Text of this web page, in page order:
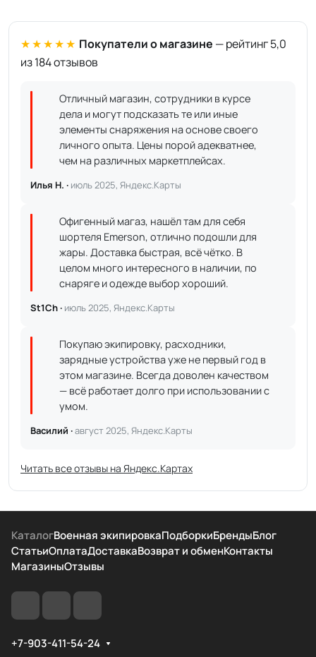
★★★★★ Покупатели о магазине — рейтинг 5,0
из 184 отзывов
Отличный магазин, сотрудники в курсе
дела и могут подсказать те или иные
элементы снаряжения на основе своего
личного опыта. Цены порой адекватнее,
чем на различных маркетплейсах.
Илья Н. · июль 2025, Яндекс.Карты
Офигенный магаз, нашёл там для себя
шортеля Emerson, отлично подошли для
жары. Доставка быстрая, всё чётко. В
целом много интересного в наличии, по
снаряге и одежде выбор хороший.
St1Ch · июль 2025, Яндекс.Карты
Покупаю экипировку, расходники,
зарядные устройства уже не первый год в
этом магазине. Всегда доволен качеством
— всё работает долго при использовании с
умом.
Василий ·август 2025, Яндекс.Карты
Читать все отзывы на Яндекс.Картах
КаталогВоенная экипировкаПодборкиБрендыБлог
СтатьиОплатаДоставкаВозврат и обменКонтакты
МагазиныОтзывы
+7-903-411-54-24